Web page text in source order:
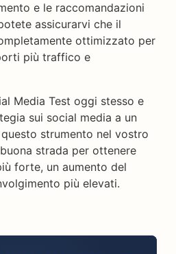
e le raccomandazioni
assicurarvi che il
ottimizzato per
più traffico e
Media Test oggi stesso e
sui social media a un
strumento nel vostro
strada per ottenere
forte, un aumento del
più elevati.